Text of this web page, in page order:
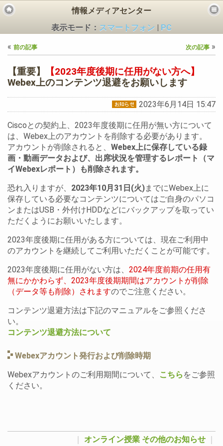
情報メディアセンター
表示モード： スマートフォン
PC
« 前の記事 次の記事 »
【重要】
【2023年度後期に任用がない方へ】
Webex上のコンテンツ退避をお願いします
2023年6月14日 15:47
Ciscoとの契約上、2023年度後期に任用が無い方について
は、Webex上のアカウントを削除する必要があります。
アカウントが削除されると、 Webex上に保存している録
画・動画データおよび、出席状況を管理するレポート（マ
イWebexレポート）も削除されます。
恐れ入りますが、 2023年10月31日(火)までにWebex上に
保存している必要なコンテンツについてはご自身のパソコ
ンまたはUSB・外付けHDDなどにバックアップを取ってい
ただくようにお願いいたします。
2023年度後期に任用がある方については、現在ご利用中
のアカウントを継続してご利用いただくことが可能です。
2023年度後期に任用がない方は、 2024年度前期の任用有
無にかかわらず、2023年度後期期間はアカウントが削除
（データ等も削除）されますのでご注意ください。
コンテンツ退避方法は下記のマニュアルをご参照くださ
い。
コンテンツ退避方法について
Webexアカウント発行および削除時期
Webexアカウントのご利用期間について、
こちら をご参照
ください。
オンライン授業 その他のお知らせ